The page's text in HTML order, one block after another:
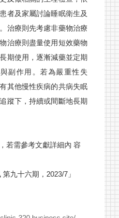
者及家屬討論睡眠衛生及
治療則先考慮非藥物治療
治療則盡量使用短效藥物
期使用，逐漸減藥並定期
副作用。若為嚴重性失
其他慢性疾病的共病失眠
蹤下，持續或間斷地長期
若需參考文獻詳細內 容
九十六期，2023/7」